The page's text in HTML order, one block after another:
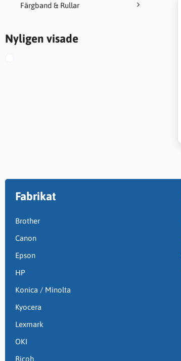
Färgband & Rullar
Nyligen visade
Fabrikat
Brother
Canon
Epson
HP
Konica / Minolta
Kyocera
Lexmark
OKI
Ricoh